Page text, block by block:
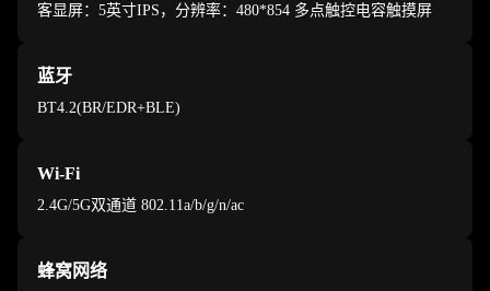
客显屏：5英寸IPS，分辨率：480*854 多点触控电容触摸屏
蓝牙
BT4.2(BR/EDR+BLE)
Wi-Fi
2.4G/5G双通道 802.11a/b/g/n/ac
蜂窝网络